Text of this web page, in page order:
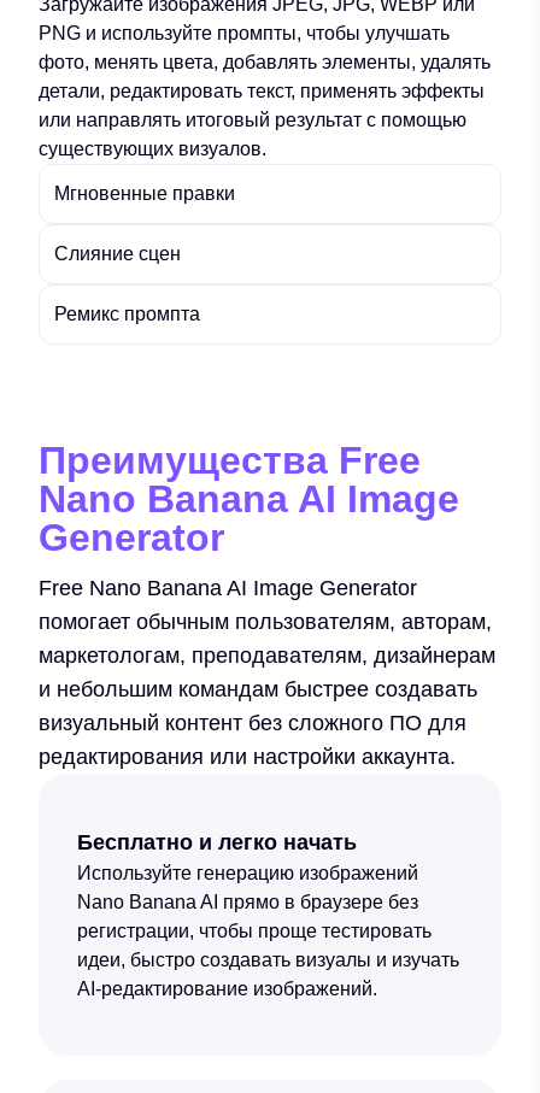
Загружайте изображения JPEG, JPG, WEBP или
PNG и используйте промпты, чтобы улучшать
фото, менять цвета, добавлять элементы, удалять
детали, редактировать текст, применять эффекты
или направлять итоговый результат с помощью
существующих визуалов.
Мгновенные правки
Слияние сцен
Ремикс промпта
Преимущества Free
Nano Banana AI Image
Generator
Free Nano Banana AI Image Generator
помогает обычным пользователям, авторам,
маркетологам, преподавателям, дизайнерам
и небольшим командам быстрее создавать
визуальный контент без сложного ПО для
редактирования или настройки аккаунта.
Бесплатно и легко начать
Используйте генерацию изображений
Nano Banana AI прямо в браузере без
регистрации, чтобы проще тестировать
идеи, быстро создавать визуалы и изучать
AI-редактирование изображений.